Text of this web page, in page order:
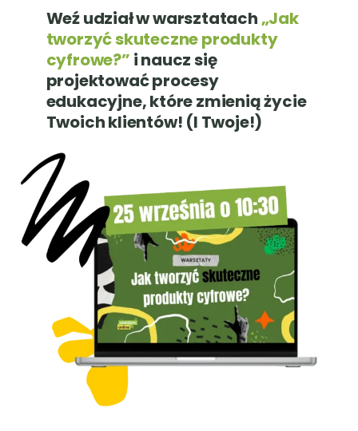
Weź udział w warsztatach„Jak
tworzyć skuteczne produkty
cyfrowe?” i naucz się
projektować procesy
edukacyjne, które zmienią życie
Twoich klientów! (I Twoje!)